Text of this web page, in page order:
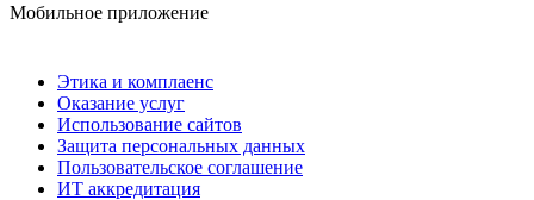
Мобильное приложение
Этика и комплаенс
Оказание услуг
Использование сайтов
Защита персональных данных
Пользовательское соглашение
ИТ аккредитация